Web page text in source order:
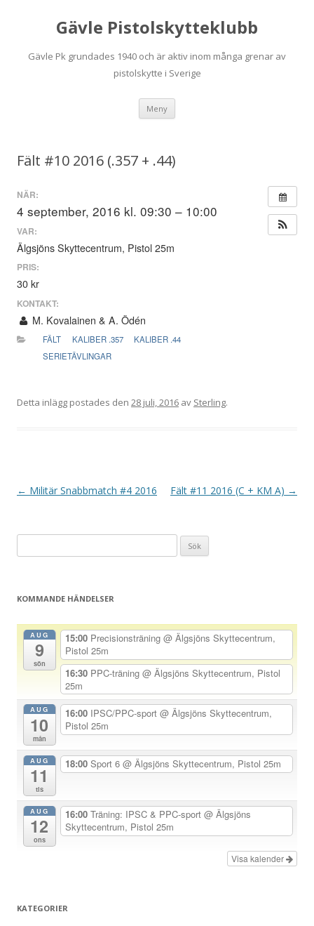
Gävle Pistolskytteklubb
Gävle Pk grundades 1940 och är aktiv inom många grenar av
pistolskytte i Sverige
Meny
Fält #10 2016 (.357 + .44)
NÄR:
4 september, 2016 kl. 09:30 – 10:00
VAR:
Älgsjöns Skyttecentrum, Pistol 25m
PRIS:
30 kr
KONTAKT:
M. Kovalainen & A. Ödén
FÄLT KALIBER .357
KALIBER .44
SERIETÄVLINGAR
Detta inlägg postades den 28 juli, 2016 av Sterling.
I
n
g
g
← Militär Snabbmatch #4 2016 Fält #11 2016 (C + KM A) →
efter:
KOMMANDE HÄNDELSER
AUG
9
sön
15:00 Precisionsträning @ Älgsjöns Skyttecentrum,
Pistol 25m
16:30 PPC-träning @ Älgsjöns Skyttecentrum, Pistol
25m
AUG
10
mån
16:00 IPSC/PPC-sport @ Älgsjöns Skyttecentrum,
Pistol 25m
AUG
11
tis
18:00 Sport 6 @ Älgsjöns Skyttecentrum, Pistol 25m
AUG
12
ons
16:00 Träning: IPSC & PPC-sport @ Älgsjöns
Skyttecentrum, Pistol 25m
Visa kalender
KATEGORIER